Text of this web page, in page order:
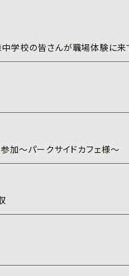
学校の皆さんが職場体験に来
加～パークサイドカフェ様～